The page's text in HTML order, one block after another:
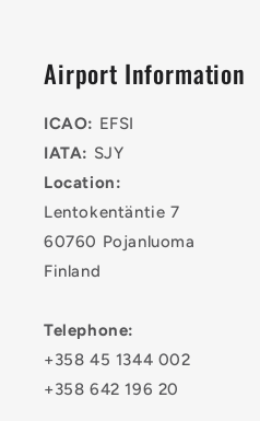
Airport Information
ICAO: EFSI
IATA: SJY
Location:
Lentokentäntie 7
60760 Pojanluoma
Finland
Telephone:
+358 45 1344 002
+358 642 196 20